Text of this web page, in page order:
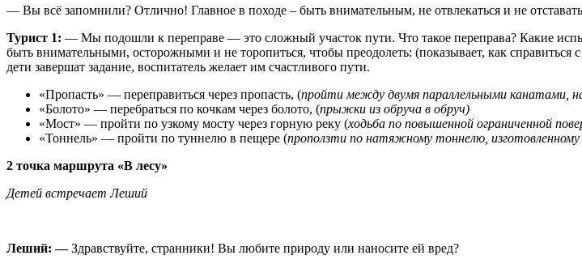
— Вы всё запомнили? Отлично! Главное в походе – быть внимательным, не отвлекаться и не
Турист 1: — Мы подошли к переправе — это сложный участок пути. Что такое переправа? Какие
быть внимательными, осторожными и не торопиться, чтобы преодолеть: (показывает, как справиться
дети завершат задание, воспитатель желает им счастливого пути.
«Пропасть» — переправиться через пропасть, (пройти между двумя параллельными канатами,
«Болото» — перебраться по кочкам через болото, (прыжки из обруча в обруч)
«Мост» — пройти по узкому мосту через горную реку (ходьба по повышенной ограниченной
«Тоннель» — пройти по туннелю в пещере (проползти по натяжному тоннелю, изготовленному
2 точка маршрута «В лесу»
Детей встречает Леший
Леший: —Здравствуйте, странники! Вы любите природу или наносите ей вред?